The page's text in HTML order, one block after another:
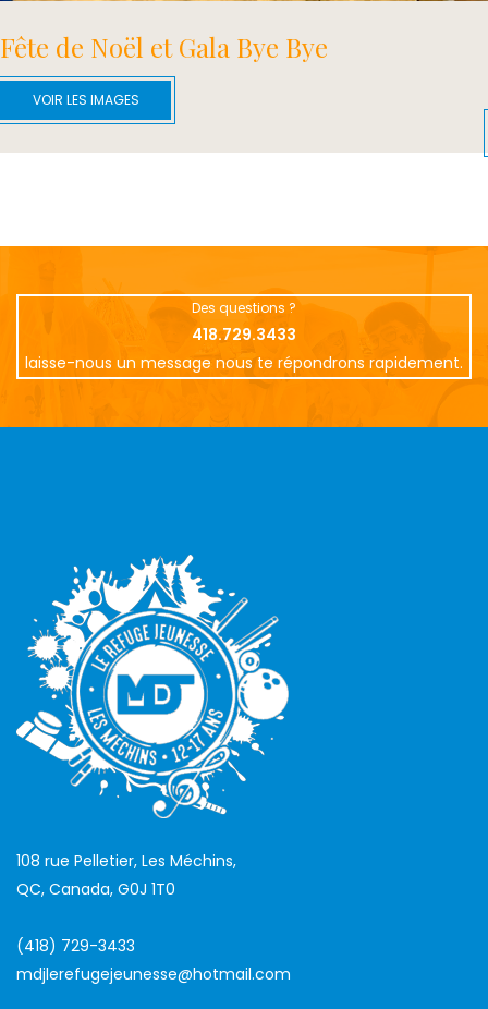
Fête de Noël et Gala Bye Bye
VOIR LES IMAGES
Des questions ?
418.729.3433
laisse-nous un message nous te répondrons rapidement.
108 rue Pelletier, Les Méchins,
QC, Canada, G0J 1T0
(418) 729-3433
mdjlerefugejeunesse@hotmail.com